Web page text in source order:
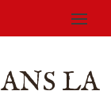
LA